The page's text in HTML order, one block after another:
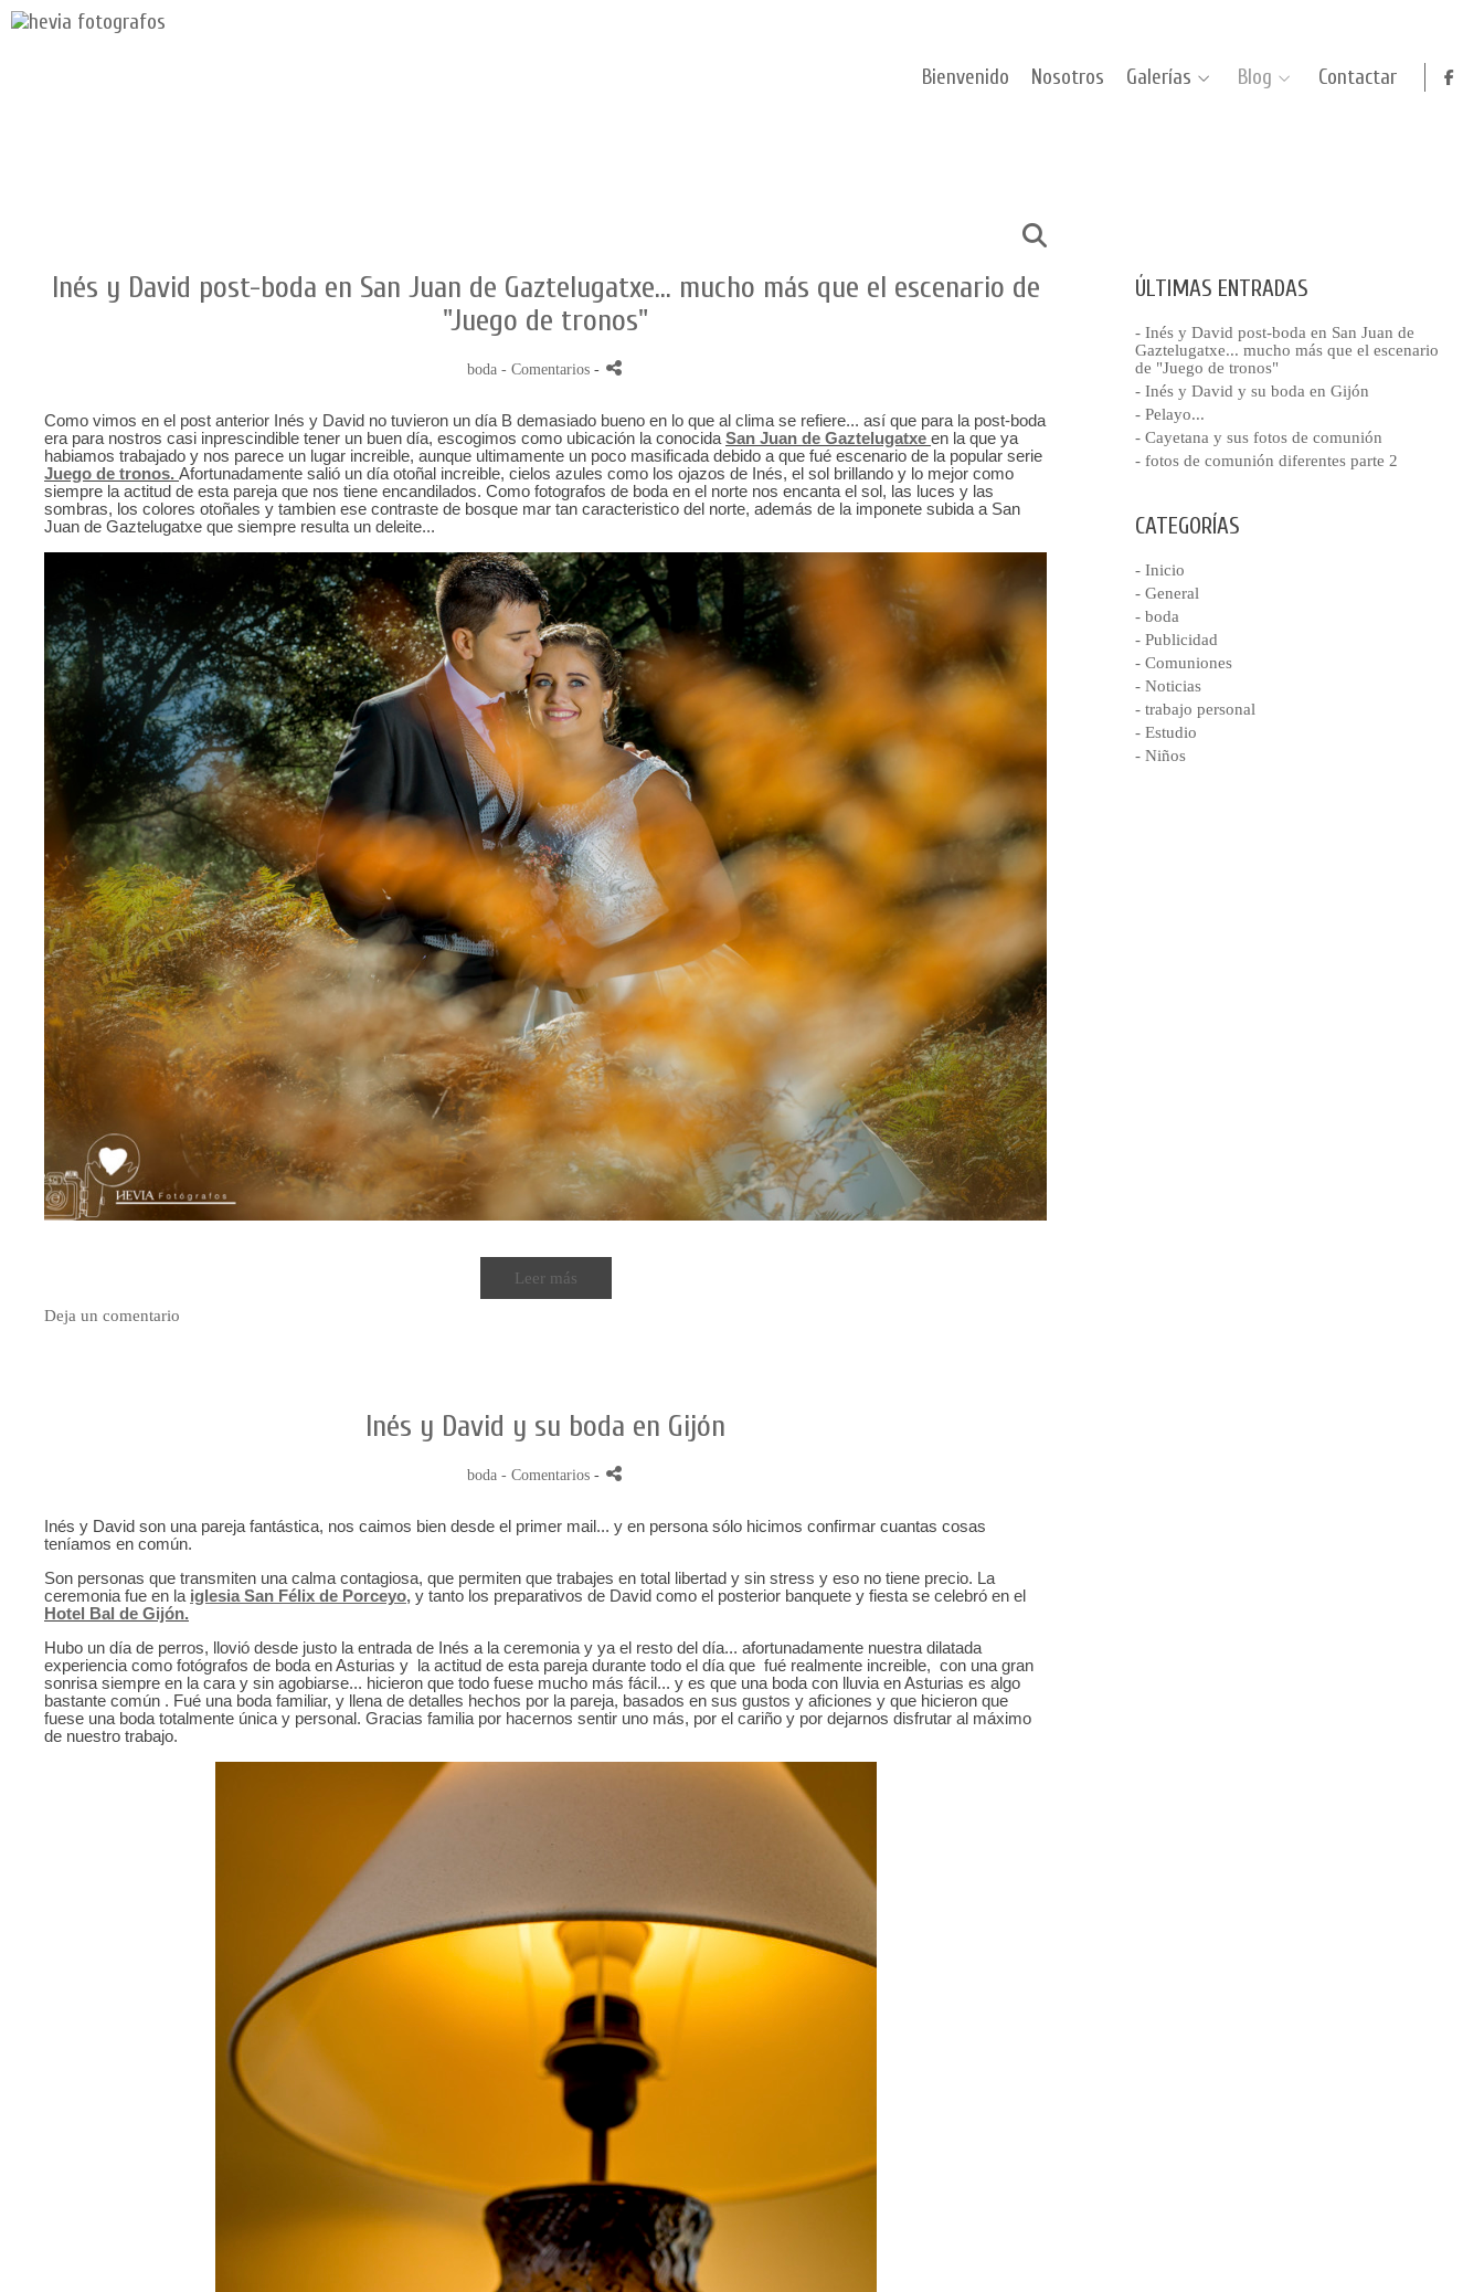
Bienvenido Nosotros Galerías Blog Contactar
Inés y David post-boda en San Juan de Gaztelugatxe... mucho más que el escenario de
"Juego de tronos"
boda - Comentarios -
Como vimos en el post anterior Inés y David no tuvieron un día B demasiado bueno en lo que al clima se refiere... así que para la post-boda
era para nostros casi inprescindible tener un buen día, escogimos como ubicación la conocida San Juan de Gaztelugatxe en la que ya
habiamos trabajado y nos parece un lugar increible, aunque ultimamente un poco masificada debido a que fué escenario de la popular serie
Juego de tronos. Afortunadamente salió un día otoñal increible, cielos azules como los ojazos de Inés, el sol brillando y lo mejor como
siempre la actitud de esta pareja que nos tiene encandilados. Como fotografos de boda en el norte nos encanta el sol, las luces y las
sombras, los colores otoñales y tambien ese contraste de bosque mar tan caracteristico del norte, además de la imponete subida a San
Juan de Gaztelugatxe que siempre resulta un deleite...
Leer más
Deja un comentario
Inés y David y su boda en Gijón
boda - Comentarios -
Inés y David son una pareja fantástica, nos caimos bien desde el primer mail... y en persona sólo hicimos confirmar cuantas cosas
teníamos en común.
Son personas que transmiten una calma contagiosa, que permiten que trabajes en total libertad y sin stress y eso no tiene precio. La
ceremonia fue en la iglesia San Félix de Porceyo, y tanto los preparativos de David como el posterior banquete y fiesta se celebró en el
Hotel Bal de Gijón.
Hubo un día de perros, llovió desde justo la entrada de Inés a la ceremonia y ya el resto del día... afortunadamente nuestra dilatada
experiencia como fotógrafos de boda en Asturias y la actitud de esta pareja durante todo el día que fué realmente increible, con una gran
sonrisa siempre en la cara y sin agobiarse... hicieron que todo fuese mucho más fácil... y es que una boda con lluvia en Asturias es algo
bastante común . Fué una boda familiar, y llena de detalles hechos por la pareja, basados en sus gustos y aficiones y que hicieron que
fuese una boda totalmente única y personal. Gracias familia por hacernos sentir uno más, por el cariño y por dejarnos disfrutar al máximo
de nuestro trabajo.
ÚLTIMAS ENTRADAS
- Inés y David post-boda en San Juan de
Gaztelugatxe... mucho más que el escenario
de "Juego de tronos"
- Inés y David y su boda en Gijón
- Pelayo...
- Cayetana y sus fotos de comunión
- fotos de comunión diferentes parte 2
CATEGORÍAS
- Inicio
- General
- boda
- Publicidad
- Comuniones
- Noticias
- trabajo personal
- Estudio
- Niños